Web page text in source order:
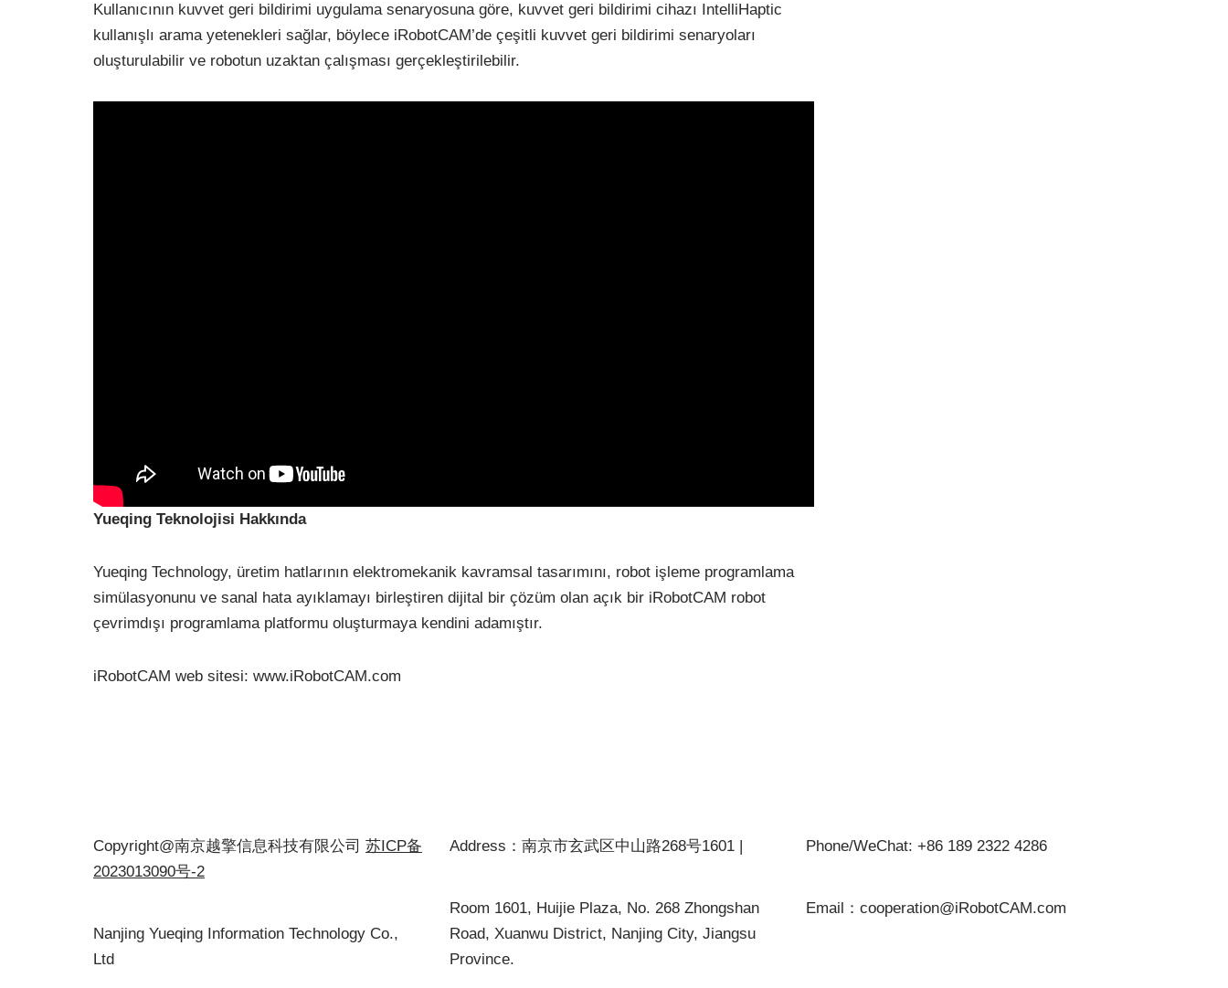
Kullanıcının kuvvet geri bildirimi uygulama senaryosuna göre, kuvvet geri bildirimi cihazı IntelliHaptic
kullanışlı arama yetenekleri sağlar, böylece iRobotCAM’de çeşitli kuvvet geri bildirimi senaryoları
oluşturulabilir ve robotun uzaktan çalışması gerçekleştirilebilir.
Yueqing Teknolojisi Hakkında
Yueqing Technology, üretim hatlarının elektromekanik kavramsal tasarımını, robot işleme programlama
simülasyonunu ve sanal hata ayıklamayı birleştiren dijital bir çözüm olan açık bir iRobotCAM robot
çevrimdışı programlama platformu oluşturmaya kendini adamıştır.
iRobotCAM web sitesi: www.iRobotCAM.com
Copyright@南京越擎信息科技有限公司 苏ICP备
2023013090号-2
Nanjing Yueqing Information Technology Co.,
Ltd
Address：南京市玄武区中山路268号1601 |
Room 1601, Huijie Plaza, No. 268 Zhongshan
Road, Xuanwu District, Nanjing City, Jiangsu
Province.
Phone/WeChat: +86 189 2322 4286
Email：cooperation@iRobotCAM.com